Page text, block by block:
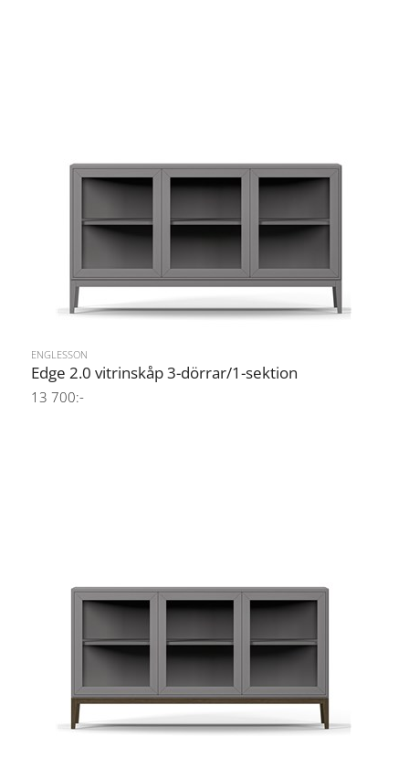
ENGLESSON
Edge 2.0 vitrinskåp 3-dörrar/1-sektion
13 700:-